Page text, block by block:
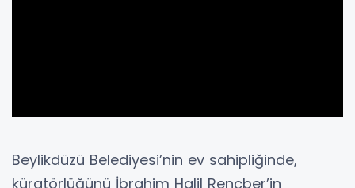
Beylikdüzü Belediyesi’nin ev sahipliğinde,
küratörlüğünü İbrahim Halil Rençber’in